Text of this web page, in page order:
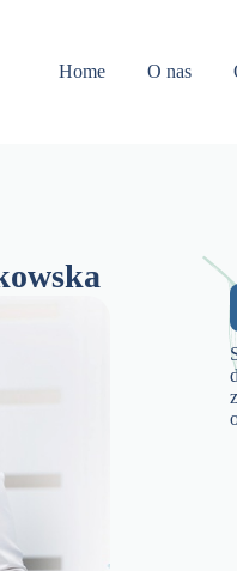
Home
O nas